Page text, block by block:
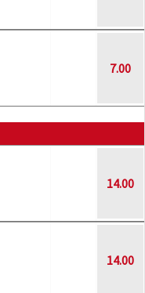
7.00
14.00
14.00